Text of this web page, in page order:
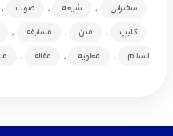
سخنرانی , شیعه , صوت ,
کلیپ , متن , مسابقه ,
السلام
, معاویه , مقاله ,